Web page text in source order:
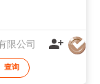
限公司
查询